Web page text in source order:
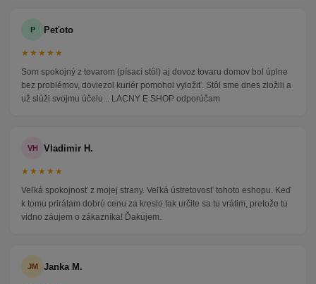
P Peťoto
★★★★★
Som spokojný z tovarom (písací stôl) aj dovoz tovaru domov bol úplne
bez problémov, doviezol kuriér pomohol vyložiť. Stôl sme dnes zložili a
už slúži svojmu účelu... LACNY E SHOP odporúčam
VH Vladimir H.
★★★★★
Veľká spokojnosť z mojej strany. Veľká ústretovosť tohoto eshopu. Keď
k tomu prirátam dobrú cenu za kreslo tak určite sa tu vrátim, pretože tu
vidno záujem o zákazníka! Ďakujem.
JM Janka M.